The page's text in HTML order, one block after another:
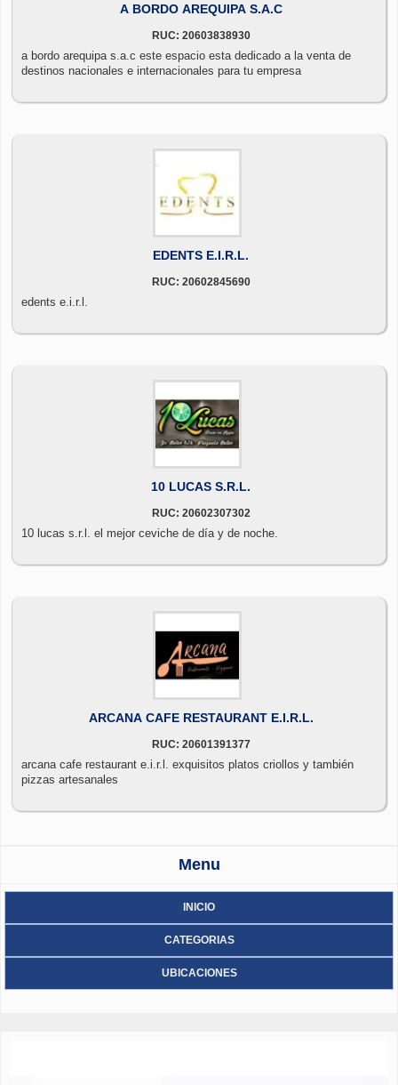
A BORDO AREQUIPA S.A.C
RUC: 20603838930
a bordo arequipa s.a.c este espacio esta dedicado a la venta de
destinos nacionales e internacionales para tu empresa
EDENTS E.I.R.L.
RUC: 20602845690
edents e.i.r.l.
10 LUCAS S.R.L.
RUC: 20602307302
10 lucas s.r.l. el mejor ceviche de día y de noche.
ARCANA CAFE RESTAURANT E.I.R.L.
RUC: 20601391377
arcana cafe restaurant e.i.r.l. exquisitos platos criollos y también
pizzas artesanales
Menu
INICIO
CATEGORIAS
UBICACIONES